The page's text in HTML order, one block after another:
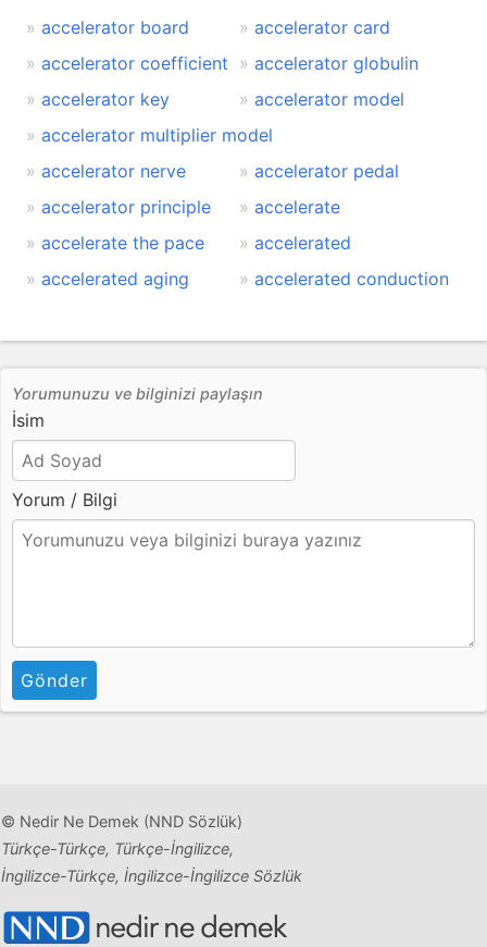
accelerator board
accelerator card
accelerator coefficient
accelerator globulin
accelerator key
accelerator model
accelerator multiplier model
accelerator nerve
accelerator pedal
accelerator principle
accelerate
accelerate the pace
accelerated
accelerated aging
accelerated conduction
Yorumunuzu ve bilginizi paylaşın
İsim
Yorum / Bilgi
Gönder
© Nedir Ne Demek (NND Sözlük)
Türkçe-Türkçe, Türkçe-İngilizce,
İngilizce-Türkçe, İngilizce-İngilizce Sözlük